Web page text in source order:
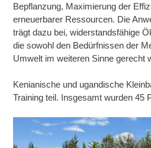
Bepflanzung, Maximierung der
erneuerbarer Ressourcen. Die
trägt dazu bei, widerstandsfähige
die sowohl den Bedürfnissen der
Umwelt im weiteren Sinne gerecht
Kenianische und ugandische
Training teil. Insgesamt wurden 45